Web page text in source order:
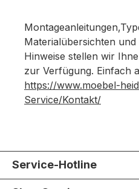
Materialübersichten
Hinweise stellen wir
zur Verfügung. Einfach
https://www.moebel-
Service/Kontakt/
Service-Hotline